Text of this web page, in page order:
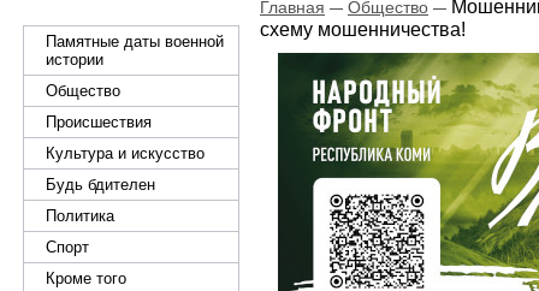
Памятные даты военной
истории
Общество
Происшествия
Культура и искусство
Будь бдителен
Политика
Спорт
Кроме того
Главная Общество
схему мошенничества!